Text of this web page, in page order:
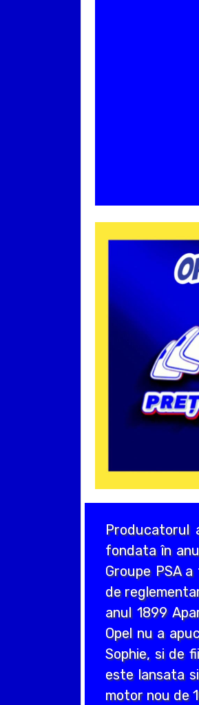
Producatorul
fondata în
Groupe PSA
de
anul 1899
Opel nu a
Sophie, si de
este lansata
motor nou de